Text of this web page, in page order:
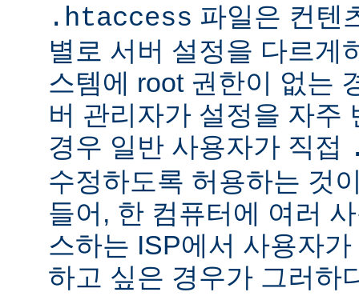
.htaccess 파일은 컨텐
별로 서버 설정을 다르게
스템에 root 권한이 없는
버 관리자가 설정을 자주
경우 일반 사용자가 직접
수정하도록 허용하는 것
들어, 한 컴퓨터에 여러
스하는 ISP에서 사용자
하고 싶은 경우가 그러하